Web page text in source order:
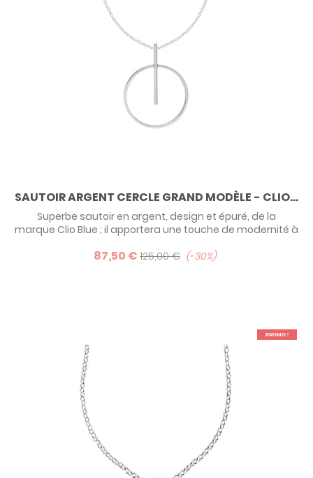
SAUTOIR ARGENT CERCLE GRAND MODÈLE - CLIO...
Superbe sautoir en argent, design et épuré, de la
marque Clio Blue ; il apportera une touche de modernité à
87,50 € 125,00 € -30%
PROMO !